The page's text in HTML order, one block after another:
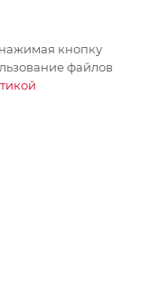
кнопку
файлов